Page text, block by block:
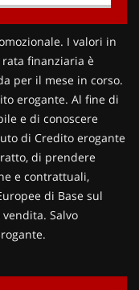
I valori in
finanziaria è
per il mese in corso.
erogante. Al fine di
e di conoscere
di Credito erogante
di prendere
e contrattuali,
di Base sul
Salvo